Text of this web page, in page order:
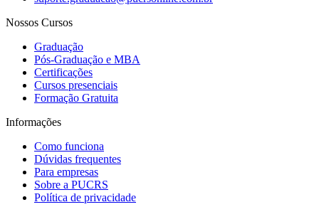
Nossos Cursos
Graduação
Pós-Graduação e MBA
Certificações
Cursos presenciais
Formação Gratuita
Informações
Como funciona
Dúvidas frequentes
Para empresas
Sobre a PUCRS
Política de privacidade